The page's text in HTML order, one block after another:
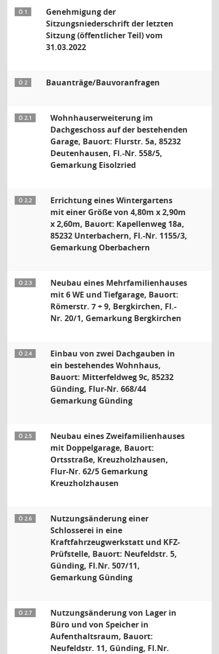
Ö 1
Genehmigung der
Sitzungsniederschrift der letzten
Sitzung (öffentlicher Teil) vom
31.03.2022
Ö 2 Bauanträge/Bauvoranfragen
Ö 2.1
Wohnhauserweiterung im
Dachgeschoss auf der bestehenden
Garage, Bauort: Flurstr. 5a, 85232
Deutenhausen, Fl.-Nr. 558/5,
Gemarkung Eisolzried
Ö 2.2
Errichtung eines Wintergartens
mit einer Größe von 4,80m x 2,90m
x 2,60m, Bauort: Kapellenweg 18a,
85232 Unterbachern, Fl.-Nr. 1155/3,
Gemarkung Oberbachern
Ö 2.3
Neubau eines Mehrfamilienhauses
mit 6 WE und Tiefgarage, Bauort:
Römerstr. 7 + 9, Bergkirchen, Fl.-
Nr. 20/1, Gemarkung Bergkirchen
Ö 2.4
Einbau von zwei Dachgauben in
ein bestehendes Wohnhaus,
Bauort: Mitterfeldweg 9c, 85232
Günding, Flur-Nr. 668/44
Gemarkung Günding
Ö 2.5
Neubau eines Zweifamilienhauses
mit Doppelgarage, Bauort:
Ortsstraße, Kreuzholzhausen,
Flur-Nr. 62/5 Gemarkung
Kreuzholzhausen
Ö 2.6
Nutzungsänderung einer
Schlosserei in eine
Kraftfahrzeugwerkstatt und KFZ-
Prüfstelle, Bauort: Neufeldstr. 5,
Günding, Fl.Nr. 507/11,
Gemarkung Günding
Ö 2.7
Nutzungsänderung von Lager in
Büro und von Speicher in
Aufenthaltsraum, Bauort:
Neufeldstr. 11, Günding, Fl.Nr.